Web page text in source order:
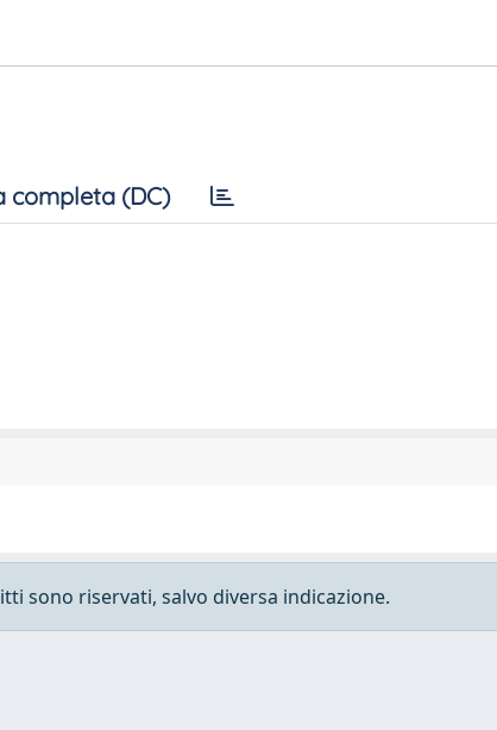
completa (DC)
sono riservati, salvo diversa indicazione.